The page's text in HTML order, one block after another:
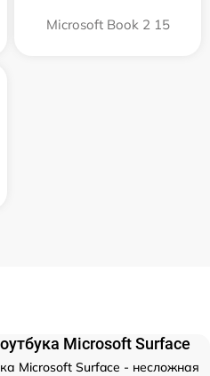
Microsoft Book 2 15
Microsoft Surface
Microsoft Surface - несложная